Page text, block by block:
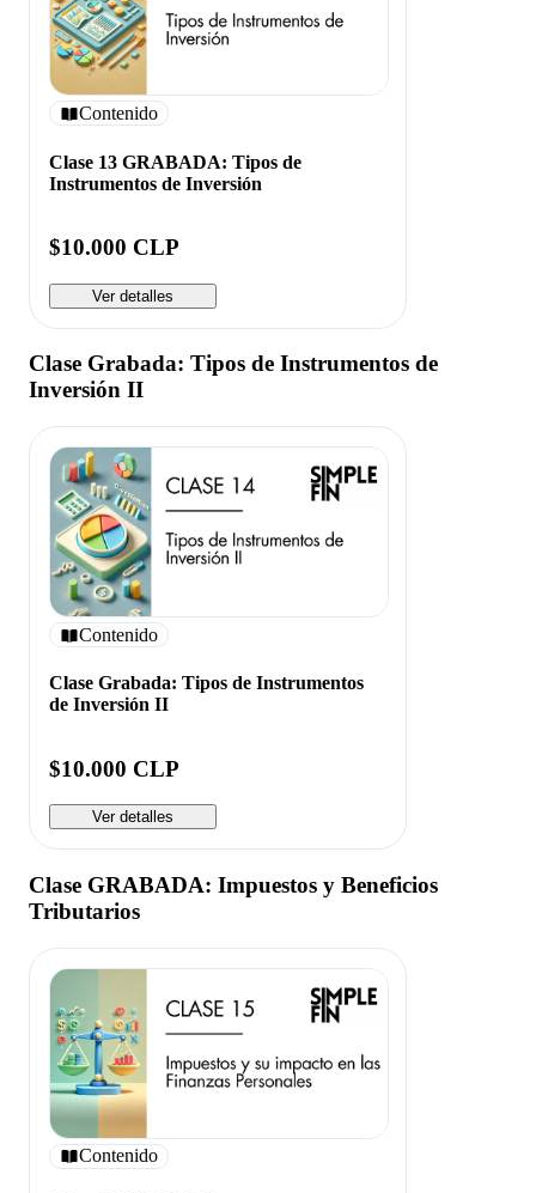
Contenido
Clase 13 GRABADA: Tipos de
Instrumentos de Inversión
$10.000 CLP
Ver detalles
Clase Grabada: Tipos de Instrumentos de
Inversión II
Contenido
Clase Grabada: Tipos de Instrumentos
de Inversión II
$10.000 CLP
Ver detalles
Clase GRABADA: Impuestos y Beneficios
Tributarios
Contenido